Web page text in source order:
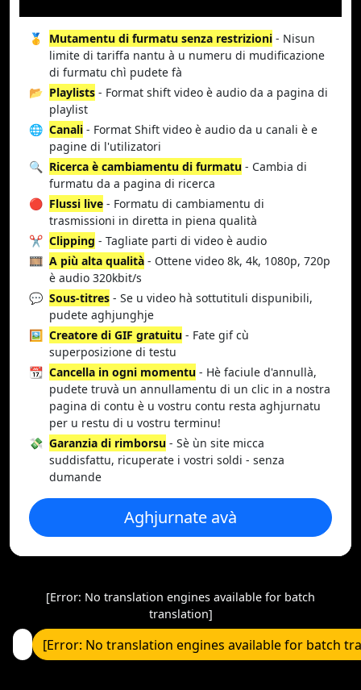
🥇 Mutamentu di furmatu senza restrizioni - Nisun
limite di tariffa nantu à u numeru di mudificazione
di furmatu chì pudete fà
📂 Playlists - Format shift video è audio da a pagina di
playlist
🌐 Canali - Format Shift video è audio da u canali è e
pagine di l'utilizatori
🔍 Ricerca è cambiamentu di furmatu - Cambia di
furmatu da a pagina di ricerca
🔴 Flussi live - Formatu di cambiamentu di
trasmissioni in diretta in piena qualità
✂️ Clipping - Tagliate parti di video è audio
🎞️ A più alta qualità - Ottene video 8k, 4k, 1080p, 720p
è audio 320kbit/s
💬 Sous-titres - Se u video hà sottutituli dispunibili,
pudete aghjunghje
🖼️ Creatore di GIF gratuitu - Fate gif cù
superposizione di testu
📆 Cancella in ogni momentu - Hè faciule d'annullà,
pudete truvà un annullamentu di un clic in a nostra
pagina di contu è u vostru contu resta aghjurnatu
per u restu di u vostru terminu!
💸 Garanzia di rimborsu - Sè ùn site micca
suddisfattu, ricuperate i vostri soldi - senza
dumande
Aghjurnate avà
[Error: No translation engines available for batch
translation]
[Error: No translation engines available for batch